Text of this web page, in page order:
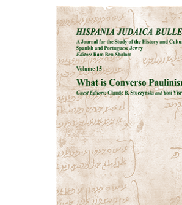
רם בן-שלום
הנחת אתר ספר מודפס